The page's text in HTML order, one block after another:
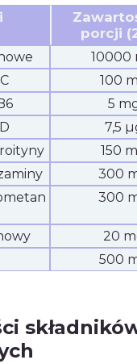
porcji
10000
100
5
7,5
150
300
300
20
500